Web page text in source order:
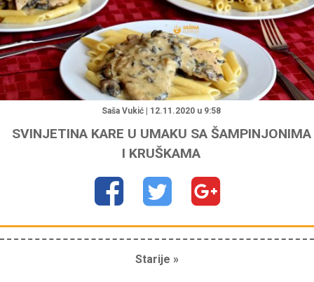
"
Saša Vukić | 12.11.2020 u 9:58
SVINJETINA KARE U UMAKU SA ŠAMPINJONIMA
I KRUŠKAMA
Starije »